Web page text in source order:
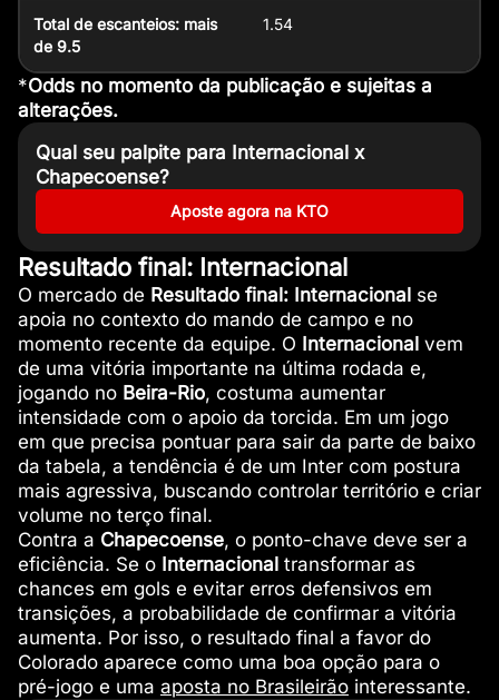
Total de escanteios: mais
de 9.5
1.54
*Odds no momento da publicação e sujeitas a
alterações.
Qual seu palpite para Internacional x
Chapecoense?
Aposte agora na KTO
Resultado final: Internacional
O mercado de Resultado final: Internacional se
apoia no contexto do mando de campo e no
momento recente da equipe. O Internacional vem
de uma vitória importante na última rodada e,
jogando no Beira-Rio, costuma aumentar
intensidade com o apoio da torcida. Em um jogo
em que precisa pontuar para sair da parte de baixo
da tabela, a tendência é de um Inter com postura
mais agressiva, buscando controlar território e criar
volume no terço final.
Contra a Chapecoense, o ponto-chave deve ser a
eficiência. Se o Internacional transformar as
chances em gols e evitar erros defensivos em
transições, a probabilidade de confirmar a vitória
aumenta. Por isso, o resultado final a favor do
Colorado aparece como uma boa opção para o
pré-jogo e uma aposta no Brasileirãointeressante.